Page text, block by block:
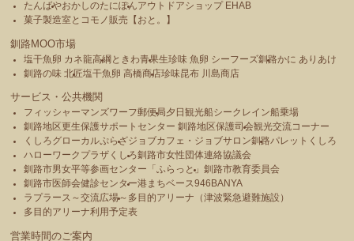
たんばやおかしのたにぽんアウトドアショップ EHAB
菓子製造室とコモノ販売【おと。】
釧路MOO市場
塩干魚卵 カネ龍高綱 ときわ青果生珍味 魚卵 シーフーズ釧路かに ありあけ
釧路の味 北匠塩干魚卵 高橋商店珍味昆布 川島商店
サービス・公共機関
フィッシャーマンズワーフ郵便局夕日観光船シークレイン船乗場
釧路地区更生保護サポートセンター 釧路地区保護司会観光交流コーナー
くしろグローカルぷらざジョブカフェ・ジョブサロン釧路パレットくしろ
ハローワークプラザくしろ釧路市女性団体連絡協議会
釧路市男女平等参画センター「ふらっと」釧路市教育委員会
釧路市医師会健診センター港まちベース946BANYA
ラプラース～交流広場～ 多目的アリーナ（津波緊急避難施設）
多目的アリーナ利用予定表
営業時間のご案内